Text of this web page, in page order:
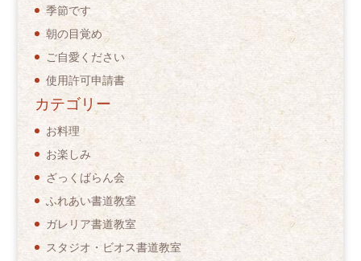
季節です
朝の目覚め
ご自愛ください
使用許可申請書
カテゴリー
お料理
お楽しみ
ざっくばらん会
ふれあい書道教室
ガレリア書道教室
スタジオ・ビオス書道教室